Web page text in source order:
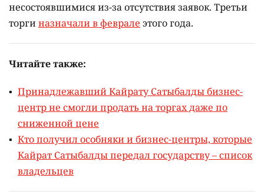
несостоявшимися из-за отсутствия заявок. Третьи
торгиназначали в феврале этого года.
Читайте также:
Принадлежавший Кайрату Сатыбалды бизнес-
центр не смогли продать на торгах даже по
сниженной цене
Кто получил особняки и бизнес-центры, которые
Кайрат Сатыбалды передал государству – список
владельцев